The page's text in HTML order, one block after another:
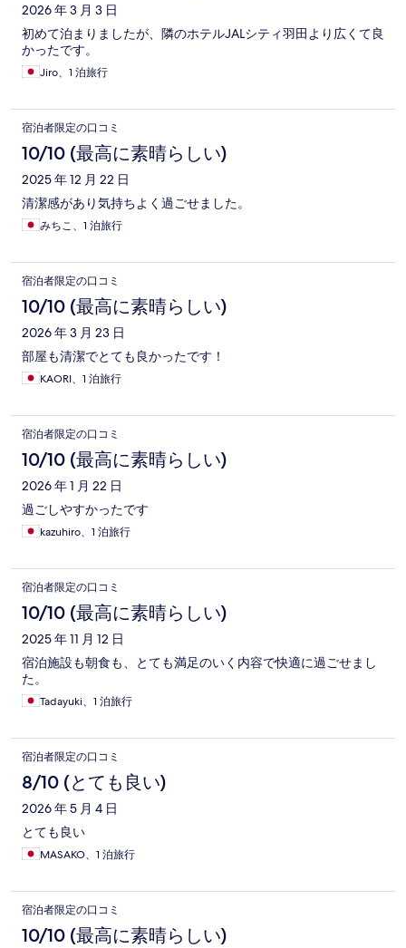
2026 年 3 月 3 日
初めて泊まりましたが、隣のホテルJALシティ羽田より広くて良
かったです。
Jiro、1 泊旅行
宿泊者限定の口コミ
10/10 (最高に素晴らしい)
2025 年 12 月 22 日
清潔感があり気持ちよく過ごせました。
みちこ、1 泊旅行
宿泊者限定の口コミ
10/10 (最高に素晴らしい)
2026 年 3 月 23 日
部屋も清潔でとても良かったです！
KAORI、1 泊旅行
宿泊者限定の口コミ
10/10 (最高に素晴らしい)
2026 年 1 月 22 日
過ごしやすかったです
kazuhiro、1 泊旅行
宿泊者限定の口コミ
10/10 (最高に素晴らしい)
2025 年 11 月 12 日
宿泊施設も朝食も、とても満足のいく内容で快適に過ごせまし
た。
Tadayuki、1 泊旅行
宿泊者限定の口コミ
8/10 (とても良い)
2026 年 5 月 4 日
とても良い
MASAKO、1 泊旅行
宿泊者限定の口コミ
10/10 (最高に素晴らしい)